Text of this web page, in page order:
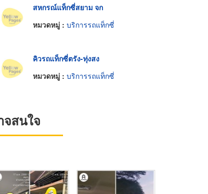
สหกรณ์แท็กซี่สยาม จก
หมวดหมู่ : บริการรถแท็กซี่
คิวรถแท็กซี่ตรัง-ทุ่งสง
หมวดหมู่ : บริการรถแท็กซี่
สนใจ